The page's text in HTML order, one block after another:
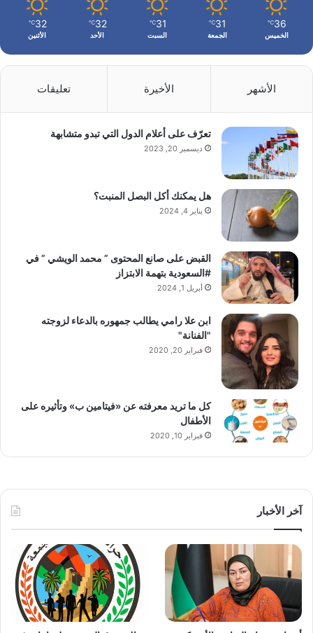
36
℃
الخميس
31
℃
الجمعة
31
℃
السبت
32
℃
الأحد
32
℃
الأثنين
الأشهر الأخيرة تعليقات
تعرّف على أعلام الدول التي تبدو متشابهة
ديسمبر 20, 2023
هل يمكنك أكل البصل المنبت؟
يناير 4, 2024
القبض على صانع المحتوى ” محمد الويشي ” في
#السعودية بتهمة الابتزاز
أبريل 1, 2024
ابن علا رامي يطالب جمهوره بالدعاء لزوجته
"الفنانة"
فبراير 20, 2020
كل ما تريد معرفته عن «فيتامين ب» وتأثيره على
الأطفال
فبراير 10, 2020
آخر الأخبار